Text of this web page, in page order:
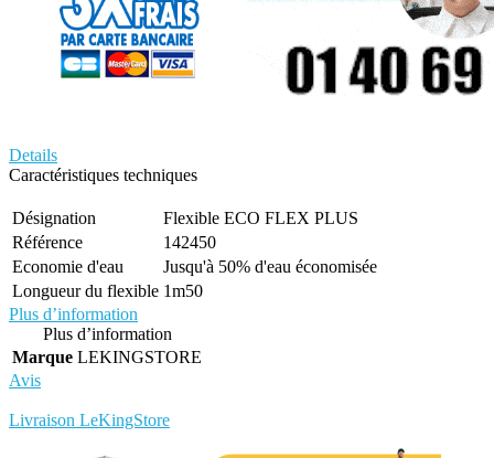
Details
Caractéristiques techniques
Désignation
Flexible ECO FLEX PLUS
Référence
142450
Economie d'eau
Jusqu'à 50% d'eau économisée
Longueur du flexible 1m50
Plus d’information
Plus d’information
Marque LEKINGSTORE
Avis
Livraison LeKingStore